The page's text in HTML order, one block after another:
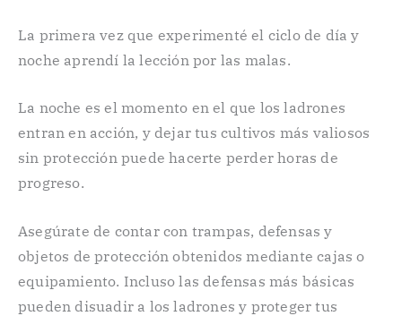
La primera vez que experimenté el ciclo de día y
noche aprendí la lección por las malas.
La noche es el momento en el que los ladrones
entran en acción, y dejar tus cultivos más valiosos
sin protección puede hacerte perder horas de
progreso.
Asegúrate de contar con trampas, defensas y
objetos de protección obtenidos mediante cajas o
equipamiento. Incluso las defensas más básicas
pueden disuadir a los ladrones y proteger tus